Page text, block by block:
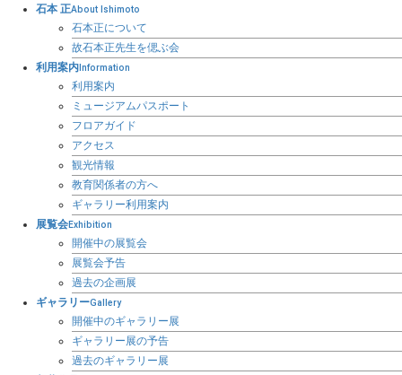
石本 正About Ishimoto
石本正について
故石本正先生を偲ぶ会
利用案内 Information
利用案内
ミュージアムパスポート
フロアガイド
アクセス
観光情報
教育関係者の方へ
ギャラリー利用案内
展覧会Exhibition
開催中の展覧会
展覧会予告
過去の企画展
ギャラリーGallery
開催中のギャラリー展
ギャラリー展の予告
過去のギャラリー展